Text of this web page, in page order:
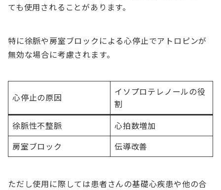
ても使用されることがあります。
特に徐脈や房室ブロックによる心停止でアトロピンが
無効な場合に考慮されます。
心停止の原因
イソプロテレノールの役
割
徐脈性不整脈
心拍数増加
房室ブロック
伝導改善
ただし使用に際しては患者さんの基礎心疾患や他の合